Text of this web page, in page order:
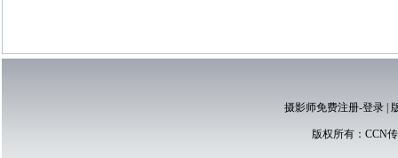
摄影师免费注册-登录|
版权所有： CCN